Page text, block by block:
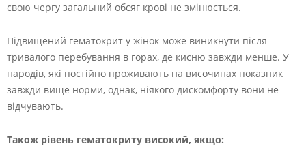
свою чергу загальний обсяг крові не змінюється.
Підвищений гематокрит у жінок може виникнути після
тривалого перебування в горах, де кисню завжди менше. У
народів, які постійно проживають на височинах показник
завжди вище норми, однак, ніякого дискомфорту вони не
відчувають.
Також рівень гематокриту високий, якщо: